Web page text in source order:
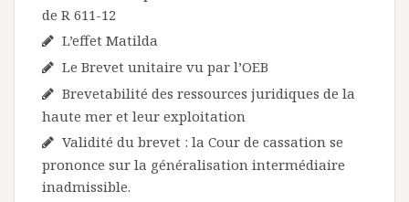
de R 611-12
L’effet Matilda
Le Brevet unitaire vu par l’OEB
Brevetabilité des ressources juridiques de la
haute mer et leur exploitation
Validité du brevet : la Cour de cassation se
prononce sur la généralisation intermédiaire
inadmissible.